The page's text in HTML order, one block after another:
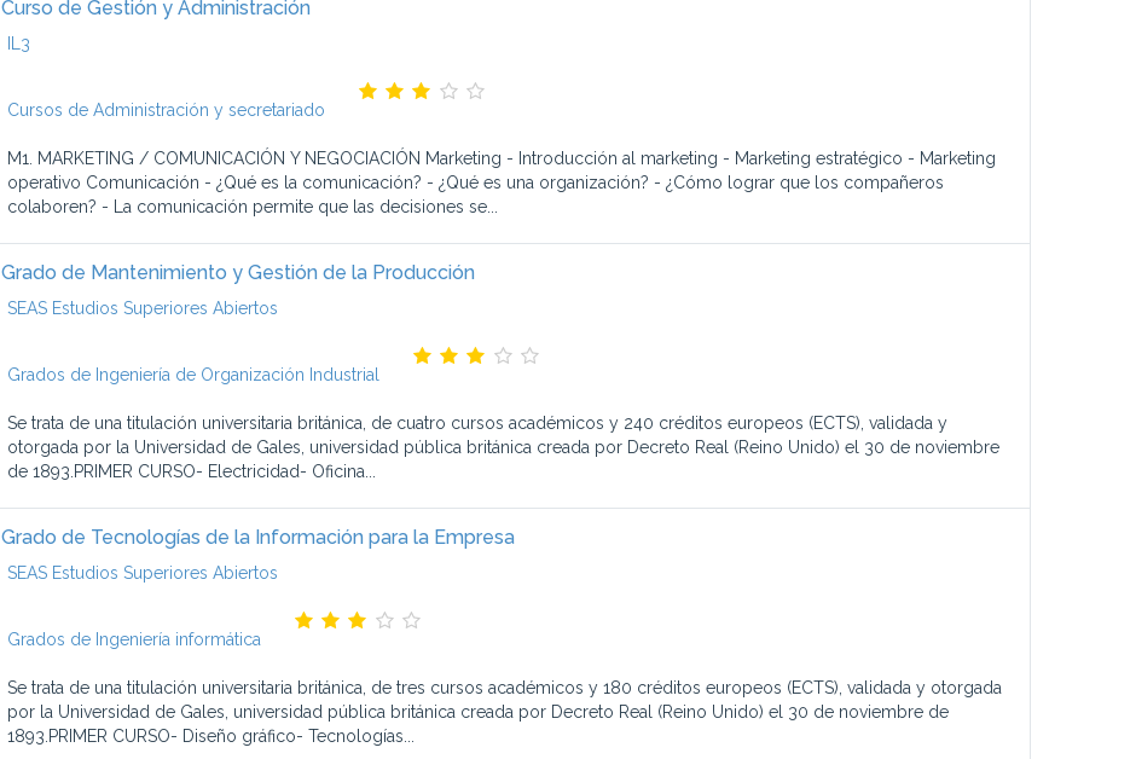
Curso de Gestión y Administración
IL3
Cursos de Administración y secretariado
M1. MARKETING / COMUNICACIÓN Y NEGOCIACIÓN Marketing - Introducción al marketing - Marketing estratégico - Marketing
operativo Comunicación - ¿Qué es la comunicación? - ¿Qué es una organización? - ¿Cómo lograr que los compañeros
colaboren? - La comunicación permite que las decisiones se...
Grado de Mantenimiento y Gestión de la Producción
SEAS Estudios Superiores Abiertos
Grados de Ingeniería de Organización Industrial
Se trata de una titulación universitaria británica, de cuatro cursos académicos y 240 créditos europeos (ECTS), validada y
otorgada por la Universidad de Gales, universidad pública británica creada por Decreto Real (Reino Unido) el 30 de noviembre
de 1893.PRIMER CURSO- Electricidad- Oficina...
Grado de Tecnologías de la Información para la Empresa
SEAS Estudios Superiores Abiertos
Grados de Ingeniería informática
Se trata de una titulación universitaria británica, de tres cursos académicos y 180 créditos europeos (ECTS), validada y otorgada
por la Universidad de Gales, universidad pública británica creada por Decreto Real (Reino Unido) el 30 de noviembre de
1893.PRIMER CURSO- Diseño gráfico- Tecnologías...